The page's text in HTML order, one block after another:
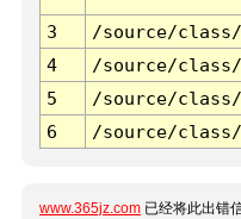
3 /source/
4
/source/
5
/source/
6
/source/
www.365jz.com 已经将此出错